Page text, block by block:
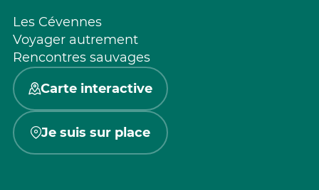
Les Cévennes
Voyager autrement
Rencontres sauvages
Carte interactive
Je suis sur place